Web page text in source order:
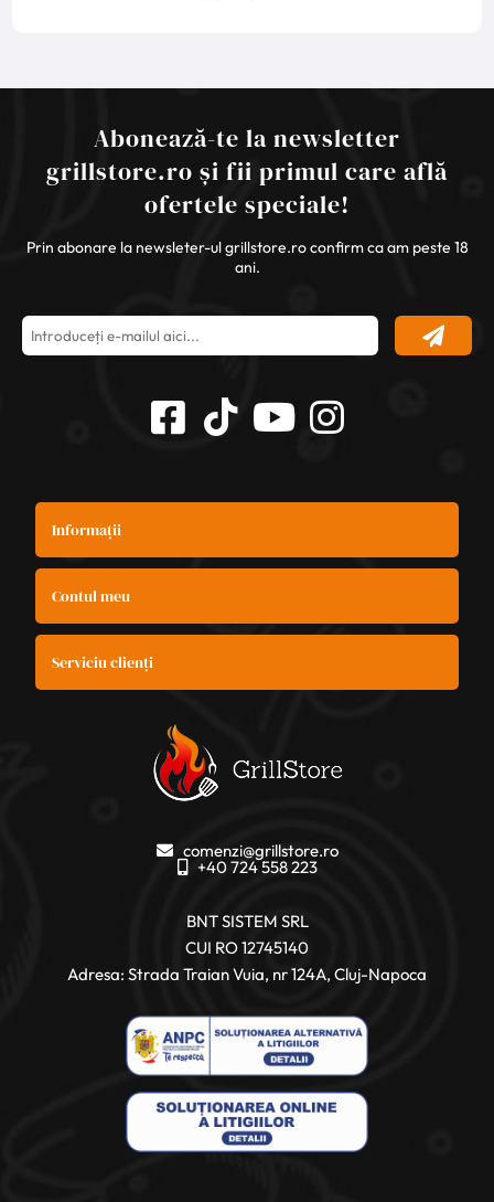
Abonează-te la newsletter
grillstore.ro și fii primul care află
ofertele speciale!
Prin abonare la newsleter-ul grillstore.ro confirm ca am peste 18
ani.
Informații
Contul meu
Serviciu clienți
comenzi@grillstore.ro
+40 724 558 223
BNT SISTEM SRL
CUI RO 12745140
Adresa: Strada Traian Vuia, nr 124A, Cluj-Napoca